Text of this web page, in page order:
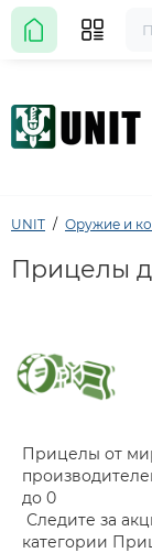
UNIT Оружие и
Прицелы
Прицелы от
до 0
Следите за
категории